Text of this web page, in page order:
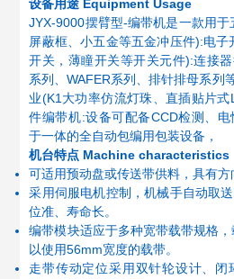
设备用途 Equipment Usage
JYX-9000摆臂型-编带机是一款用于
屏蔽框、小五金等五金冲压件):电
开关，薄瞳开关等开关元件):连接
系列、WAFER系列、排针排母系列
业(K1大功率仿流灯珠、直插贴片
件编带机:设备可配备CCD检测、
于一体的全自动包编用包装设备，
机台特点 Machine characteristics
可适用预动盘或传送带供料，具有方
采用伺服电机控制，机械手自动取
位准、寿命长。
编带模块适应于多种宽带载带规格
以使用56mm宽度的载带。
走带传动定位采用双针轮设计、闭